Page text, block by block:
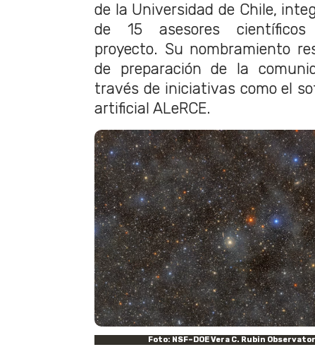
de la Universidad de Chile,
de 15 asesores científicos
proyecto. Su nombramiento
de preparación de la
través de iniciativas como el
artificial ALeRCE.
Foto: NSF–DOE Vera C. Rubin